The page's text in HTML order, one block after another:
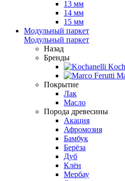
13 мм
14 мм
15 мм
Модульный паркет
Модульный паркет
Назад
Бренды
Покрытие
Лак
Масло
Порода древесины
Акация
Афромозия
Бамбук
Берёза
Дуб
Клён
Мербау